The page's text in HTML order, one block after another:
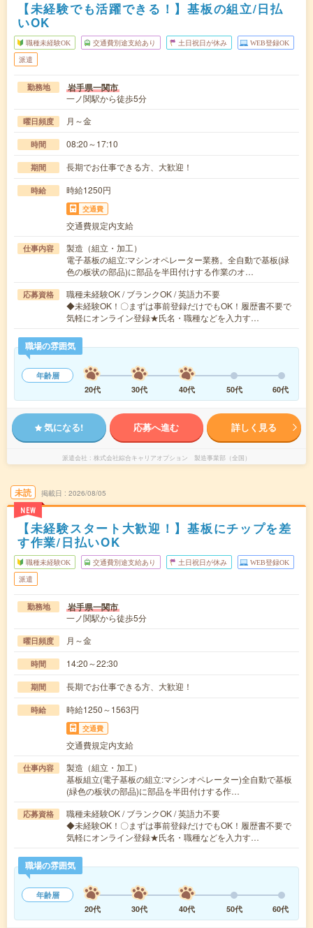
【未経験でも活躍できる！】基板の組立/日払
いOK
職種未経験OK 交通費別途支給あり 土日祝日が休み WEB登録OK
派遣
勤務地 岩手県一関市
一ノ関駅から徒歩5分
曜日頻度 月～金
時間 08:20～17:10
期間 長期でお仕事できる方、大歓迎！
時給 時給1250円
交通費
交通費規定内支給
仕事内容
製造（組立・加工）
電子基板の組立:マシンオペレーター業務。全自動で基板(緑
色の板状の部品)に部品を半田付けする作業のオ…
応募資格
職種未経験OK / ブランクOK / 英語力不要
◆未経験OK！〇まずは事前登録だけでもOK！履歴書不要で
気軽にオンライン登録★氏名・職種などを入力す…
職場の雰囲気
年齢層
20代
30代 40代 50代 60代
気になる! 応募へ進む 詳しく見る
派遣会社 株式会社綜合キャリアオプション 製造事業部（全国）
未読
NEW
掲載日 2026/08/05
【未経験スタート大歓迎！】基板にチップを差
す作業/日払いOK
職種未経験OK 交通費別途支給あり 土日祝日が休み WEB登録OK
派遣
勤務地 岩手県一関市
一ノ関駅から徒歩5分
曜日頻度 月～金
時間 14:20～22:30
期間 長期でお仕事できる方、大歓迎！
時給 時給1250～1563円
交通費
交通費規定内支給
仕事内容
製造（組立・加工）
基板組立(電子基板の組立:マシンオペレーター)全自動で基板
(緑色の板状の部品)に部品を半田付けする作…
応募資格
職種未経験OK / ブランクOK / 英語力不要
◆未経験OK！〇まずは事前登録だけでもOK！履歴書不要で
気軽にオンライン登録★氏名・職種などを入力す…
職場の雰囲気
年齢層
20代
30代 40代 50代 60代